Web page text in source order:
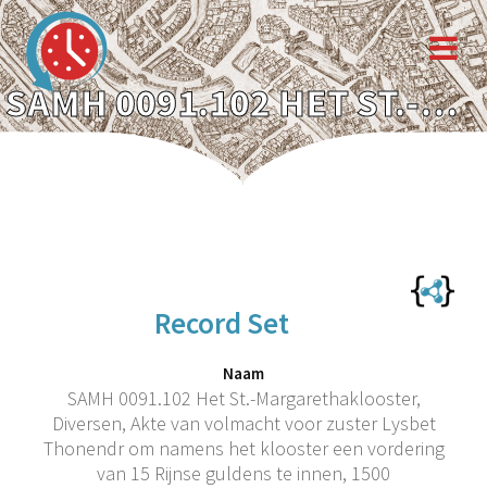
SAMH 0091.102 HET ST.-MARGARETHAKLOOSTER, DIVERSEN, AKTE VAN VOLMACHT VOOR ZUSTER LYSBET THONENDR OM NAMENS HET KLOOSTER EEN VORDERING VAN 15 RIJNSE GULDENS TE INNEN, 1500
Record Set
Naam
SAMH 0091.102 Het St.-Margarethaklooster,
Diversen, Akte van volmacht voor zuster Lysbet
Thonendr om namens het klooster een vordering
van 15 Rijnse guldens te innen, 1500